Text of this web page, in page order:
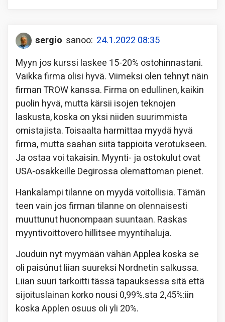
sergio sanoo: 24.1.2022 08:35
Myyn jos kurssi laskee 15-20% ostohinnastani.
Vaikka firma olisi hyvä. Viimeksi olen tehnyt näin
firman TROW kanssa. Firma on edullinen, kaikin
puolin hyvä, mutta kärsii isojen teknojen
laskusta, koska on yksi niiden suurimmista
omistajista. Toisaalta harmittaa myydä hyvä
firma, mutta saahan siitä tappioita verotukseen.
Ja ostaa voi takaisin. Myynti- ja ostokulut ovat
USA-osakkeille Degirossa olemattoman pienet.
Hankalampi tilanne on myydä voitollisia. Tämän
teen vain jos firman tilanne on olennaisesti
muuttunut huonompaan suuntaan. Raskas
myyntivoittovero hillitsee myyntihaluja.
Jouduin nyt myymään vähän Applea koska se
oli paisúnut liian suureksi Nordnetin salkussa.
Liian suuri tarkoitti tässä tapauksessa sitä että
sijoituslainan korko nousi 0,99%.sta 2,45%:iin
koska Applen osuus oli yli 20%.